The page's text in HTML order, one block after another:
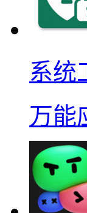
系统
万能